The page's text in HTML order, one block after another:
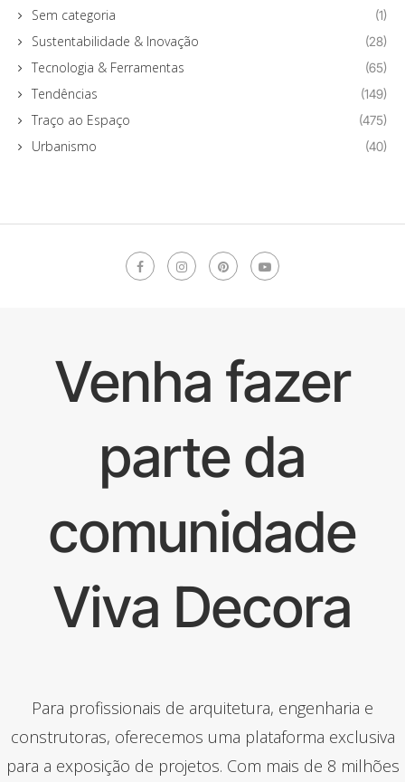
Sem categoria (1)
Sustentabilidade & Inovação (28)
Tecnologia & Ferramentas (65)
Tendências (149)
Traço ao Espaço (475)
Urbanismo (40)
Venha fazer
parte da
comunidade
Viva Decora
Para profissionais de arquitetura, engenharia e
construtoras, oferecemos uma plataforma exclusiva
para a exposição de projetos. Com mais de 8 milhões